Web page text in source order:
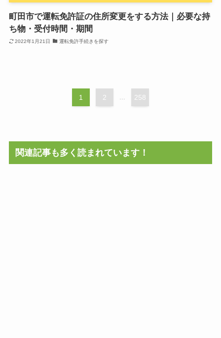
町田市で運転免許証の住所変更をする方法｜必要な持
ち物・受付時間・期間
2022年1月21日 運転免許手続きを探す
1 2 ... 258
関連記事も多く読まれています！